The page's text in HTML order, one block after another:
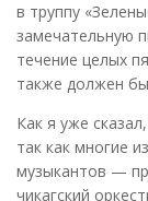
в труппу
замечательную
течение целых
также должен
Как я уже
так как многие
музыкантов —
чикагский